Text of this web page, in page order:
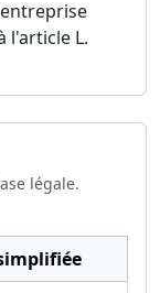
l'article L.
légale.